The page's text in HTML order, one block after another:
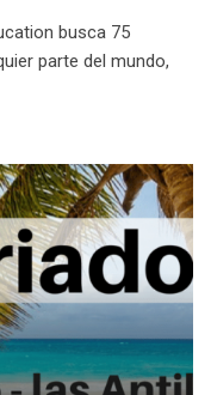
busca 75
parte del mundo,